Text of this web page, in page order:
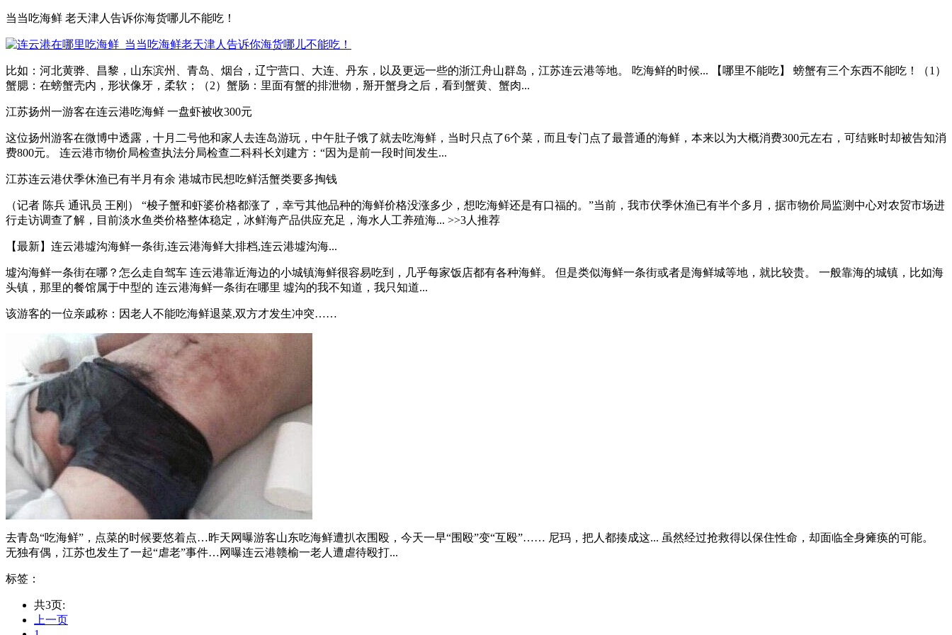
当当吃海鲜 老天津人告诉你海货哪儿不能吃！
比如：河北黄骅、昌黎，山东滨州、青岛、烟台，辽宁营口、大连、丹东，以及更远一些的浙江舟山群岛，江苏连云港等地。 吃海鲜的时候... 【哪里不能吃】 螃蟹有三个东西不能吃！（1）
蟹腮：在螃蟹壳内，形状像牙，柔软；（2）蟹肠：里面有蟹的排泄物，掰开蟹身之后，看到蟹黄、蟹肉...
江苏扬州一游客在连云港吃海鲜 一盘虾被收300元
这位扬州游客在微博中透露，十月二号他和家人去连岛游玩，中午肚子饿了就去吃海鲜，当时只点了6个菜，而且专门点了最普通的海鲜，本来以为大概消费300元左右，可结账时却被告知消
费800元。 连云港市物价局检查执法分局检查二科科长刘建方：“因为是前一段时间发生...
江苏连云港伏季休渔已有半月有余 港城市民想吃鲜活蟹类要多掏钱
（记者 陈兵 通讯员 王刚） “梭子蟹和虾婆价格都涨了，幸亏其他品种的海鲜价格没涨多少，想吃海鲜还是有口福的。”当前，我市伏季休渔已有半个多月，据市物价局监测中心对农贸市场进
行走访调查了解，目前淡水鱼类价格整体稳定，冰鲜海产品供应充足，海水人工养殖海... >>3人推荐
【最新】连云港墟沟海鲜一条街,连云港海鲜大排档,连云港墟沟海...
墟沟海鲜一条街在哪？怎么走自驾车 连云港靠近海边的小城镇海鲜很容易吃到，几乎每家饭店都有各种海鲜。 但是类似海鲜一条街或者是海鲜城等地，就比较贵。 一般靠海的城镇，比如海
头镇，那里的餐馆属于中型的 连云港海鲜一条街在哪里 墟沟的我不知道，我只知道...
该游客的一位亲戚称：因老人不能吃海鲜退菜,双方才发生冲突……
去青岛“吃海鲜”，点菜的时候要悠着点…昨天网曝游客山东吃海鲜遭扒衣围殴，今天一早“围殴”变“互殴”…… 尼玛，把人都揍成这... 虽然经过抢救得以保住性命，却面临全身瘫痪的可能。
无独有偶，江苏也发生了一起“虐老”事件…网曝连云港赣榆一老人遭虐待殴打...
标签：
共3页:
上一页